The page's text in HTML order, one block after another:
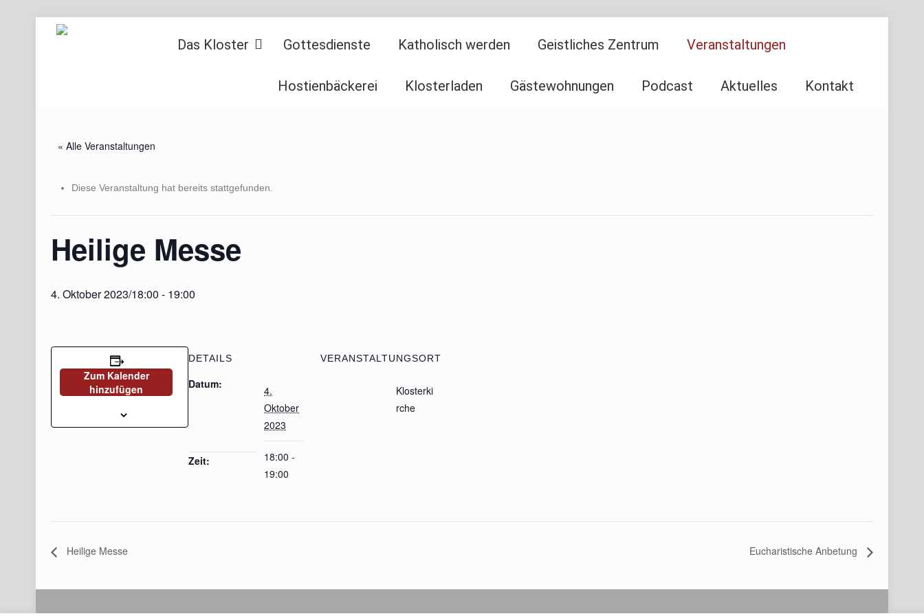
Das Kloster Gottesdienste Katholisch werden Geistliches Zentrum Veranstaltungen
Hostienbäckerei Klosterladen Gästewohnungen Podcast Aktuelles Kontakt
« Alle Veranstaltungen
Diese Veranstaltung hat bereits stattgefunden.
Heilige Messe
4. Oktober 2023/18:00 - 19:00
Zum Kalender
hinzufügen
DETAILS
Datum:
4.
Oktober
2023
Zeit:
18:00 -
19:00
VERANSTALTUNGSORT
Klosterki
rche
Heilige Messe Eucharistische Anbetung